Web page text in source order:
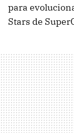
para
Stars de